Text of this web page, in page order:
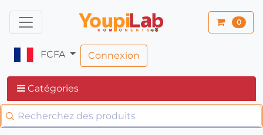
0
FCFA Connexion
Catégories